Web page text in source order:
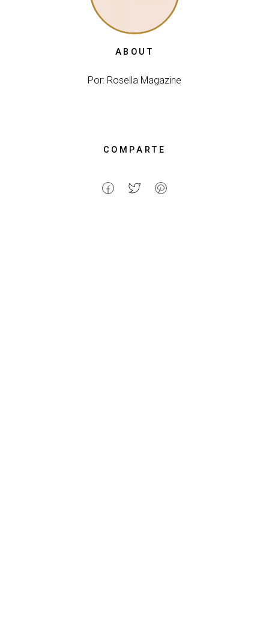
ABOUT
Por: Rosella Magazine
COMPARTE